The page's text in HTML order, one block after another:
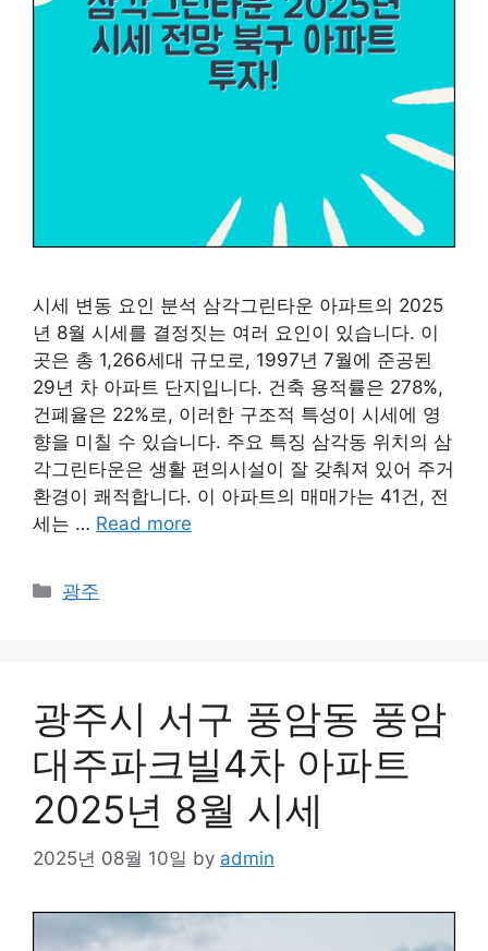
시세 변동 요인 분석 삼각그린타운 아파트의 2025
년 8월 시세를 결정짓는 여러 요인이 있습니다. 이
곳은 총 1,266세대 규모로, 1997년 7월에 준공된
29년 차 아파트 단지입니다. 건축 용적률은 278%,
건폐율은 22%로, 이러한 구조적 특성이 시세에 영
향을 미칠 수 있습니다. 주요 특징 삼각동 위치의 삼
각그린타운은 생활 편의시설이 잘 갖춰져 있어 주거
환경이 쾌적합니다. 이 아파트의 매매가는 41건, 전
세는 … Read more
Categories
광주
광주시 서구 풍암동 풍암
대주파크빌4차 아파트
2025년 8월 시세
2025년 08월 10일 by admin